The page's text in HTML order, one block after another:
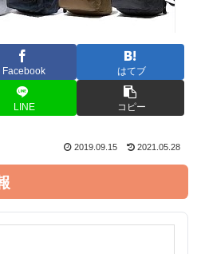
Facebook はてブ
LINE コピー
2019.09.15 2021.05.28